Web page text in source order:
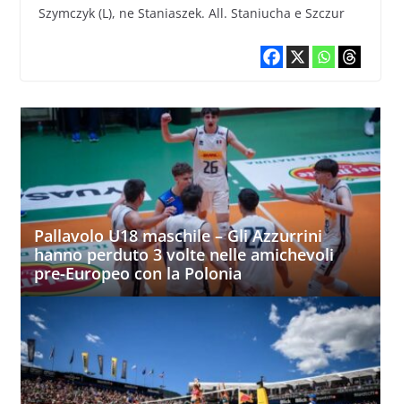
Szymczyk (L), ne Staniaszek. All. Staniucha e Szczur
Pallavolo U18 maschile – Gli Azzurrini
hanno perduto 3 volte nelle amichevoli
pre-Europeo con la Polonia